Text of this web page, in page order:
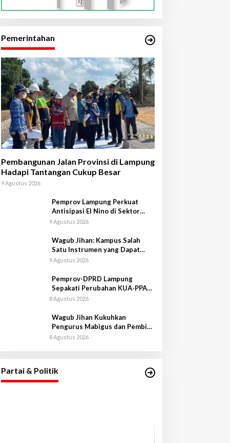
Pemerintahan
Pembangunan Jalan Provinsi di Lampung
Hadapi Tantangan Cukup Besar
9 Agustus 2026
Pemprov Lampung Perkuat
Antisipasi El Nino di Sektor
Peternakan
9 Agustus 2026
Wagub Jihan: Kampus Salah
Satu Instrumen yang Dapat
Bangkitkan IPM di Lampung
9 Agustus 2026
Pemprov-DPRD Lampung
Sepakati Perubahan KUA-PPAS
APBD 2026
8 Agustus 2026
Wagub Jihan Kukuhkan
Pengurus Mabigus dan Pembina
Gudep UIN Raden Intan
8 Agustus 2026
Partai & Politik
se-Provinsi Lampung
Di Lampung, Pemerintahan, Politik